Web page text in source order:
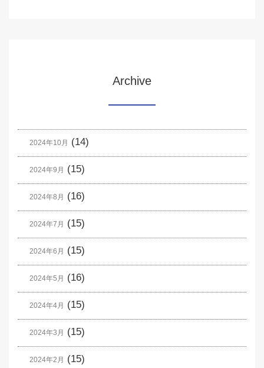
Archive
2024年10月 (14)
2024年9月 (15)
2024年8月 (16)
2024年7月 (15)
2024年6月 (15)
2024年5月 (16)
2024年4月 (15)
2024年3月 (15)
2024年2月 (15)